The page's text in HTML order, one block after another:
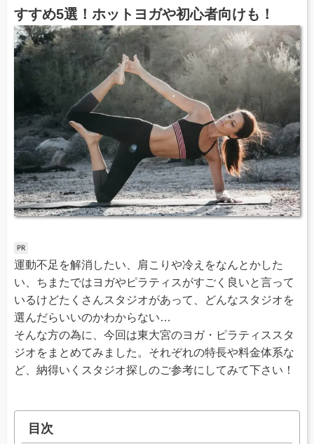
すすめ5選！ホットヨガや初心者向けも！
運動不足を解消したい、肩こりや冷えをなんとかした
い、ちまたではヨガやピラティスがすごく良いと言って
いるけどたくさんスタジオがあって、どんなスタジオを
選んだらいいのかわからない…
そんな方の為に、今回は東大宮のヨガ・ピラティススタ
ジオをまとめてみました。それぞれの特長や料金体系な
ど、納得いくスタジオ探しのご参考にしてみて下さい！
目次